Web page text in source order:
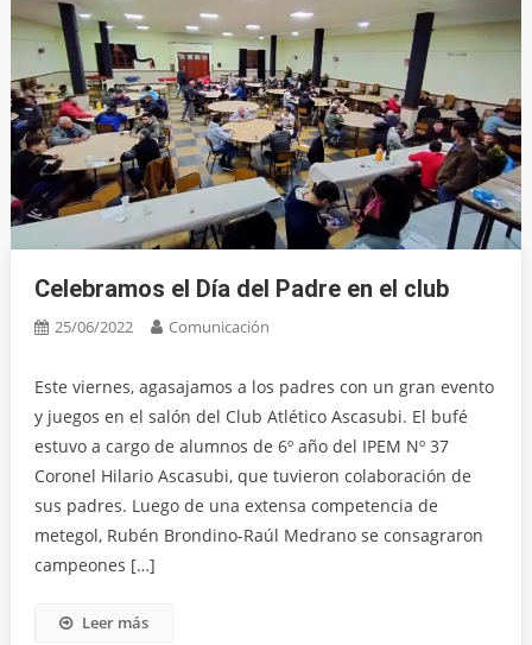
Celebramos el Día del Padre en el club
25/06/2022 Comunicación
Este viernes, agasajamos a los padres con un gran evento
y juegos en el salón del Club Atlético Ascasubi. El bufé
estuvo a cargo de alumnos de 6º año del IPEM Nº 37
Coronel Hilario Ascasubi, que tuvieron colaboración de
sus padres. Luego de una extensa competencia de
metegol, Rubén Brondino-Raúl Medrano se consagraron
campeones […]
Leer más